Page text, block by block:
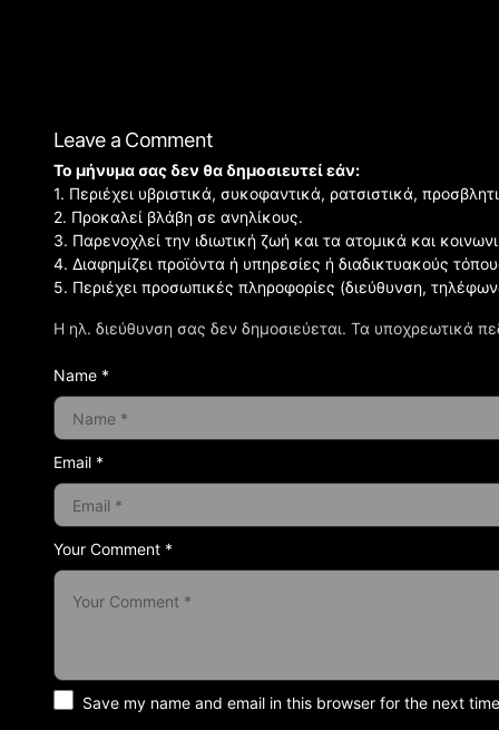
Leave a Comment
Η ηλ. διεύθυνση σας δεν δημοσιεύεται. Τα υποχρεωτικά
Your Comment *
Το μήνυμα σας δεν θα δημοσιευτεί εάν:
1. Περιέχει υβριστικά, συκοφαντικά, ρατσιστικά,
2. Προκαλεί βλάβη σε ανηλίκους.
3. Παρενοχλεί την ιδιωτική ζωή και τα ατομικά και
4. Διαφημίζει προϊόντα ή υπηρεσίες ή διαδικτυακούς
5. Περιέχει προσωπικές πληροφορίες (διεύθυνση,
Name *
Email *
Save my name and email in this browser for the next